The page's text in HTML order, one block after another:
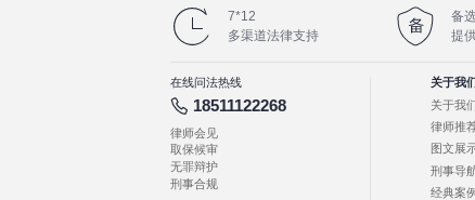
其近亲属不服判决
21.对于“台独”顽固